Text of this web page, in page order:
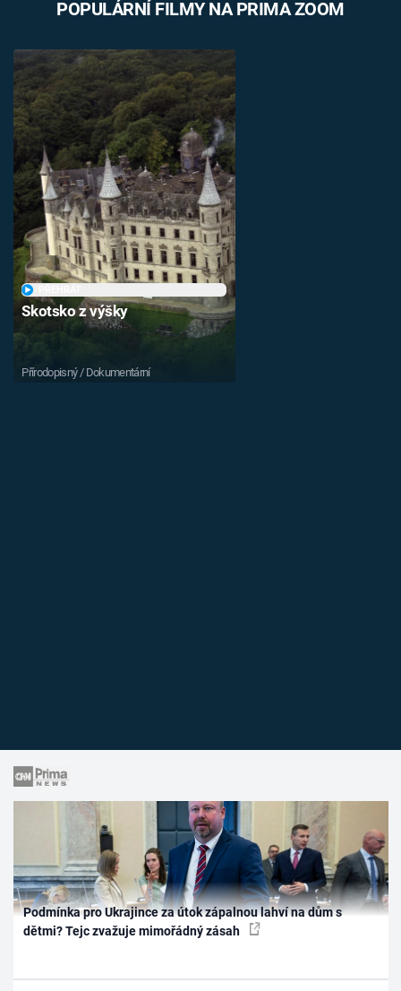
POPULÁRNÍ FILMY NA PRIMA ZOOM
Skotsko z výšky
Přírodopisný / Dokumentární
Podmínka pro Ukrajince za útok zápalnou lahví na dům s
dětmi? Tejc zvažuje mimořádný zásah